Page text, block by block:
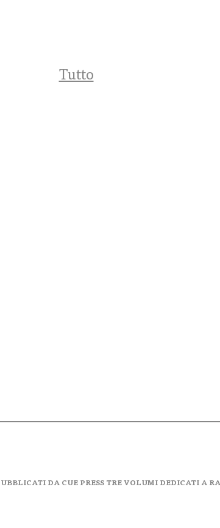
Tutto
DA CUE PRESS TRE VOLUMI DEDICATI A